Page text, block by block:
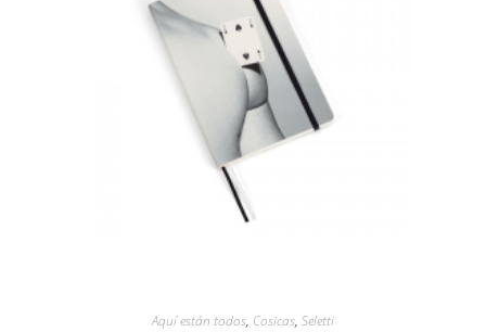
Aquí están todos, Cosicas, Seletti